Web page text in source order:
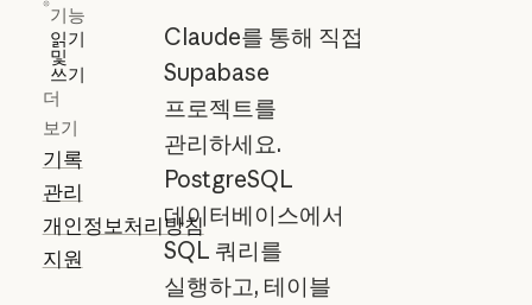
기능
읽기
및
쓰기
더
보기
기록
관리
개인정보처리방침
지원
Claude를 통해 직접
Supabase
프로젝트를
관리하세요.
PostgreSQL
데이터베이스에서
SQL 쿼리를
실행하고, 테이블